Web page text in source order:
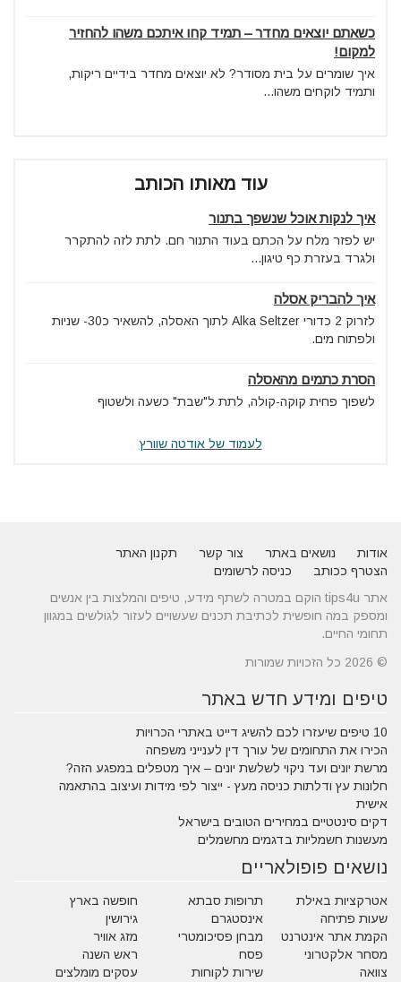
כשאתם יוצאים מחדר – תמיד קחו איתכם משהו להחזיר
למקום!
איך שומרים על בית מסודר? לא יוצאים מחדר בידיים ריקות,
ותמיד לוקחים משהו...
עוד מאותו הכותב
איך לנקות אוכל שנשפך בתנור
יש לפזר מלח על הכתם בעוד התנור חם. לתת לזה להתקרר
ולגרד בעזרת כף טיגון...
איך להבריק אסלה
לזרוק 2 כדורי Alka Seltzer לתוך האסלה, להשאיר כ30- שניות
ולפתוח מים.
הסרת כתמים מהאסלה
לשפוך פחית קוקה-קולה, לתת ל"שבת" כשעה ולשטוף
לעמוד של אודטה שוורץ
אודות נושאים באתר צור קשר
תקנון האתר
הצטרף ככותב
כניסה לרשומים
אתר tips4u הוקם במטרה לשתף מידע, טיפים והמלצות בין אנשים
ומספק במה חופשית לכתיבת תכנים שעשויים לעזור לגולשים במגוון
תחומי החיים.
© 2026 כל הזכויות שמורות
טיפים ומידע חדש באתר
10 טיפים שיעזרו לכם להשיג דייט באתרי הכרויות
הכירו את התחומים של עורך דין לענייני משפחה
מרשת יונים ועד ניקוי לשלשת יונים – איך מטפלים במפגע הזה?
חלונות עץ ודלתות כניסה מעץ - ייצור לפי מידות ועיצוב בהתאמה
אישית
דקים סינטטיים במחירים הטובים בישראל
מעשנות חשמליות בדגמים מחשמלים
נושאים פופולאריים
אטרקציות באילת תרופות סבתא
חופשה בארץ
שעות פתיחה
אינסטגרם
גירושין
הקמת אתר אינטרנט
מבחן פסיכומטרי
מזג אוויר
מסחר אלקטרוני
פסח
ראש השנה
צוואה
שירות לקוחות עסקים מומלצים